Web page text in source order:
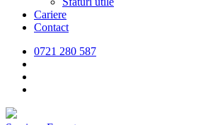
Cariere
Contact
0721 280 587